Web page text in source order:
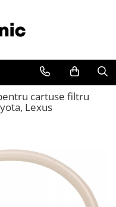
cartuse filtru
Lexus